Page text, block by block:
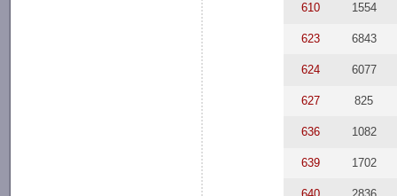
610 1554
623 6843
624 6077
627 825
636 1082
639 1702